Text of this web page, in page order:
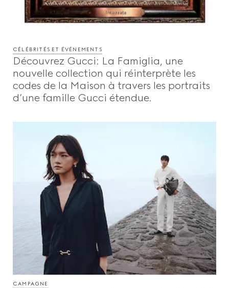
CÉLÉBRITÉS ET ÉVÉNEMENTS
Découvrez Gucci: La Famiglia, une
nouvelle collection qui réinterprète les
codes de la Maison à travers les portraits
d’une famille Gucci étendue.
CAMPAGNE